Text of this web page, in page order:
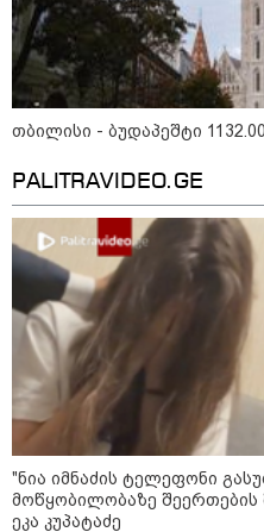
პოლიტიკა
თბილისი - ბუდაპეშტი
PALITRAVIDEO.GE
"ნია იმნაძის ტელეფონი
მოწყობილობაზე შეერთების
ეკა კუპატაძე